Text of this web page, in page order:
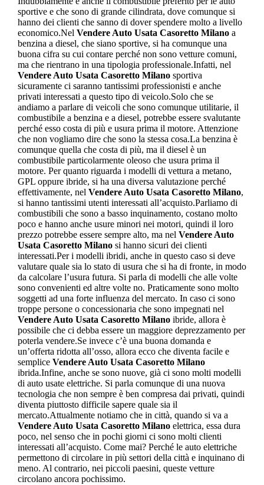
sportive e che sono di grande cilindrata, dove comunque si
hanno dei clienti che sanno di dover spendere molto a livello
economico.Nel Vendere Auto Usata Casoretto Milanoa
benzina a diesel, che siano sportive, si ha comunque una
buona cifra su cui contare perché non sono vetture comuni,
ma che rientrano in una tipologia professionale.Infatti, nel
Vendere Auto Usata Casoretto Milanosportiva
sicuramente ci saranno tantissimi professionisti e anche
privati interessati a questo tipo di veicolo.Solo che se
andiamo a parlare di veicoli che sono comunque utilitarie, il
combustibile a benzina e a diesel, potrebbe essere svalutante
perché esso costa di più e usura prima il motore. Attenzione
che non vogliamo dire che sono la stessa cosa.La benzina è
comunque quella che costa di più, ma il diesel è un
combustibile particolarmente oleoso che usura prima il
motore. Per quanto riguarda i modelli di vettura a metano,
GPL oppure ibride, si ha una diversa valutazione perché
effettivamente, nel Vendere Auto Usata Casoretto Milano,
si hanno tantissimi utenti interessati all’acquisto.Parliamo di
combustibili che sono a basso inquinamento, costano molto
poco e hanno anche usure minori nei motori, quindi il loro
prezzo potrebbe essere sempre alto, ma nel Vendere Auto
Usata Casoretto Milanosi hanno sicuri dei clienti
interessati.Per i modelli ibridi, anche in questo caso si deve
valutare quale sia lo stato di usura che si ha di fronte, in modo
da calcolare l’usura futura. Si parla di modelli che alle volte
sono convenienti ed altre volte no. Praticamente sono molto
soggetti ad una forte influenza del mercato. In caso ci sono
troppe persone o concessionaria che sono impegnati nel
Vendere Auto Usata Casoretto Milanoibride, allora è
possibile che ci debba essere un maggiore deprezzamento per
poterla vendere.Se invece c’è una buona domanda e
un’offerta ridotta all’osso, allora ecco che diventa facile e
semplice Vendere Auto Usata Casoretto Milano
ibrida.Infine, anche se sono nuove, già ci sono molti modelli
di auto usate elettriche. Si parla comunque di una nuova
tecnologia che non sempre è ben compresa dai privati, quindi
diventa piuttosto difficile sapere quale sia il
mercato.Attualmente notiamo che in città, quando si va a
Vendere Auto Usata Casoretto Milanoelettrica, essa dura
poco, nel senso che in pochi giorni ci sono molti clienti
interessati all’acquisto. Come mai? Perché le auto elettriche
permettono di circolare in più settori della città e inquinano di
meno. Al contrario, nei piccoli paesini, queste vetture
circolano ancora pochissimo.